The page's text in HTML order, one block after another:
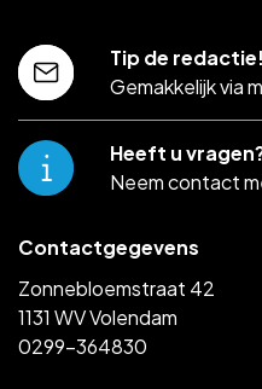
Contactgegevens
Zonnebloemstraat 42
1131 WV Volendam
0299-364830
Tip de redactie!
Gemakkelijk via
Heeft u
Neem contact